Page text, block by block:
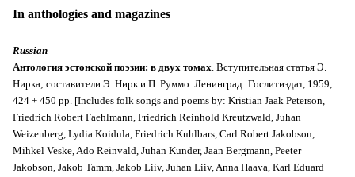
In anthologies and magazines
Russian
Антология эстонской поэзии: в двух томах. Вступительная статья Э.
Нирка; составители Э. Нирк и П. Руммо. Ленинград: Гослитиздат, 1959,
424 + 450 pp. [Includes folk songs and poems by: Kristian Jaak Peterson,
Friedrich Robert Faehlmann, Friedrich Reinhold Kreutzwald, Juhan
Weizenberg, Lydia Koidula, Friedrich Kuhlbars, Carl Robert Jakobson,
Mihkel Veske, Ado Reinvald, Juhan Kunder, Jaan Bergmann, Peeter
Jakobson, Jakob Tamm, Jakob Liiv, Juhan Liiv, Anna Haava, Karl Eduard